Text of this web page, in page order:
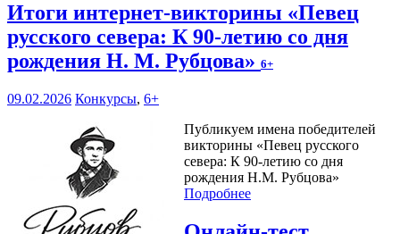
Итоги интернет-викторины «Певец
русского севера: К 90-летию со дня
рождения Н. М. Рубцова» 6+
09.02.2026 Конкурсы, 6+
Публикуем имена победителей
викторины «Певец русского
севера: К 90-летию со дня
рождения Н.М. Рубцова»
Подробнее